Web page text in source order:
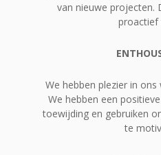
van nieuwe projecten.
proactief
We hebben plezier in
We hebben een
toewijding en gebruiken
te